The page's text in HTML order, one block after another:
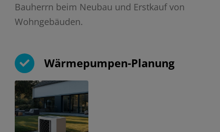
Bauherrn beim Neubau und Erstkauf von
Wohngebäuden.
Wärmepumpen-Planung